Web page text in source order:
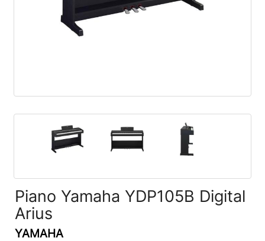
Piano Yamaha YDP105B Digital
Arius
YAMAHA